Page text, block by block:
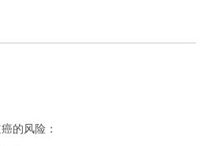
的风险：